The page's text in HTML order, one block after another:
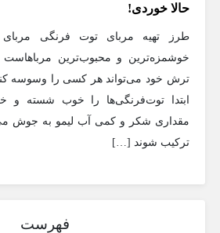
حالا خوردی!
طرز تهیه مربای توت فرنگی مربای
خوشمزه‌ترین و محبوب‌ترین مرباهاست
ترش خود می‌تواند هر کسی را وسوسه کند.
ابتدا توت‌فرنگی‌ها را خوب شسته و
مقداری شکر و کمی آب لیمو به جوش
ترکیب شوند […]
فهرست